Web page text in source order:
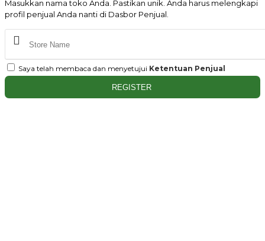
Masukkan nama toko Anda. Pastikan unik. Anda harus melengkapi
profil penjual Anda nanti di Dasbor Penjual.
Saya telah membaca dan menyetujui Ketentuan Penjual
REGISTER